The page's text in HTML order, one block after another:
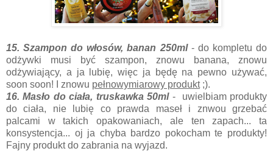
15. Szampon do włosów, banan 250ml - do kompletu do
odżywki musi być szampon, znowu banana, znowu
odżywiający, a ja lubię, więc ja będę na pewno używać,
soon soon! I znowu pełnowymiarowy produkt;).
16. Masło do ciała, truskawka 50ml - uwielbiam produkty
do ciała, nie lubię co prawda maseł i znwou grzebać
palcami w takich opakowaniach, ale ten zapach... ta
konsystencja... oj ja chyba bardzo pokocham te produkty!
Fajny produkt do zabrania na wyjazd.